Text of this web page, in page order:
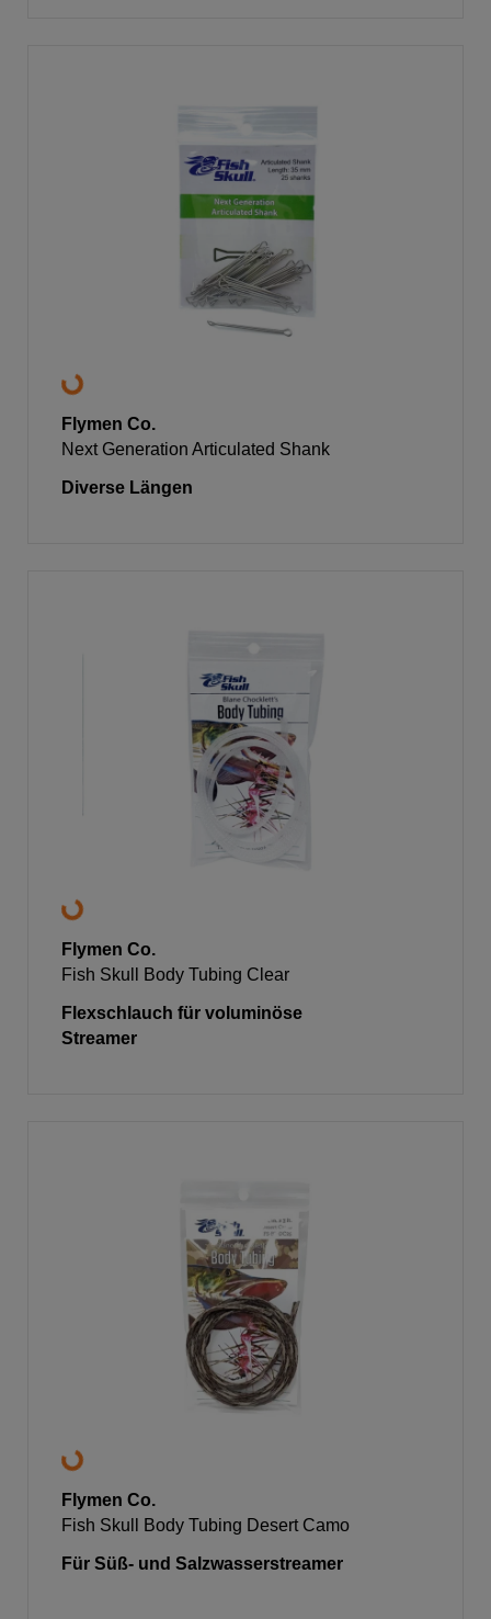
Flymen Co.
Next Generation Articulated Shank
Diverse Längen
Flymen Co.
Fish Skull Body Tubing Clear
Flexschlauch für voluminöse
Streamer
Flymen Co.
Fish Skull Body Tubing Desert Camo
Für Süß- und Salzwasserstreamer